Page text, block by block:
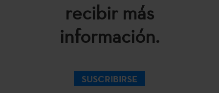
recibir más
información.
SUSCRIBIRSE